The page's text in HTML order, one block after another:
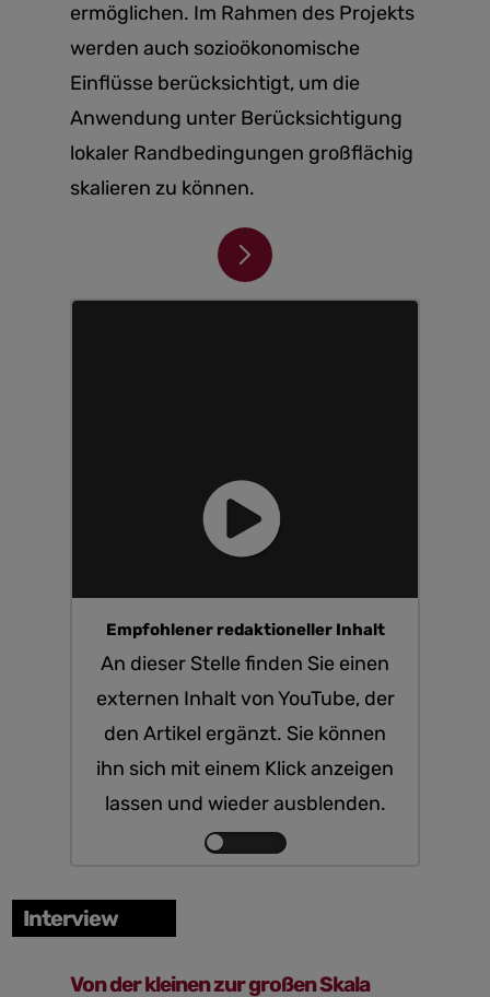
ermöglichen. Im Rahmen des Projekts
werden auch sozioökonomische
Einflüsse berücksichtigt, um die
Anwendung unter Berücksichtigung
lokaler Randbedingungen großflächig
skalieren zu können.
Empfohlener redaktioneller Inhalt
An dieser Stelle finden Sie einen
externen Inhalt von YouTube, der
den Artikel ergänzt. Sie können
ihn sich mit einem Klick anzeigen
lassen und wieder ausblenden.
Inhalte
Interview
Von der kleinen zur großen Skala